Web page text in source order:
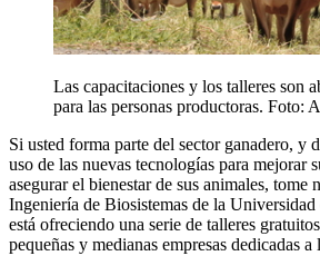
Las capacitaciones y los talleres son
para las personas productoras. Foto:
Si usted forma parte del sector ganadero, y
uso de las nuevas tecnologías para mejorar
asegurar el bienestar de sus animales, tome
Ingeniería de Biosistemas de la
está ofreciendo una serie de talleres
pequeñas y medianas empresas dedicadas